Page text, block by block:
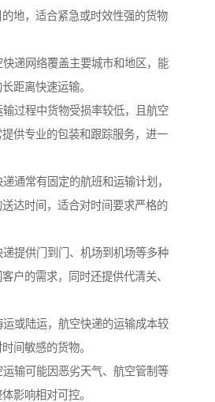
地，适合紧急或时效性强的货物
递网络覆盖主要城市和地区，能
距离快速运输。
过程中货物受损率较低，且航空
供专业的包装和跟踪服务，进一
通常有固定的航班和运输计划，
达时间，适合对时间要求严格的
提供门到门、机场到机场等多种
户的需求，同时还提供代清关、
或陆运，航空快递的运输成本较
间敏感的货物。
输可能因恶劣天气、航空管制等
影响相对可控。